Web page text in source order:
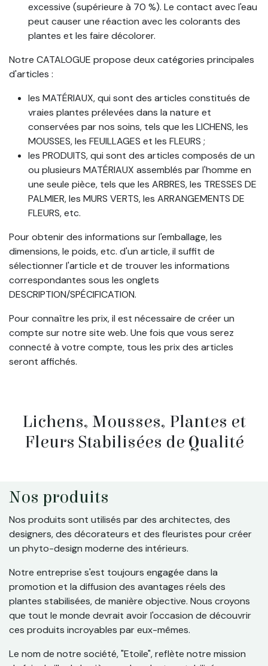
excessive (supérieure à 70 %). Le contact avec l'eau
peut causer une réaction avec les colorants des
plantes et les faire décolorer.
Notre CATALOGUE propose deux catégories principales
d'articles :
les MATÉRIAUX, qui sont des articles constitués de
vraies plantes prélevées dans la nature et
conservées par nos soins, tels que les LICHENS, les
MOUSSES, les FEUILLAGES et les FLEURS ;
les PRODUITS, qui sont des articles composés de un
ou plusieurs MATÉRIAUX assemblés par l'homme en
une seule pièce, tels que les ARBRES, les TRESSES DE
PALMIER, les MURS VERTS, les ARRANGEMENTS DE
FLEURS, etc.
Pour obtenir des informations sur l'emballage, les
dimensions, le poids, etc. d'un article, il suffit de
sélectionner l'article et de trouver les informations
correspondantes sous les onglets
DESCRIPTION/SPÉCIFICATION.
Pour connaître les prix, il est nécessaire de créer un
compte sur notre site web. Une fois que vous serez
connecté à votre compte, tous les prix des articles
seront affichés.
Lichens, Mousses, Plantes et
Fleurs Stabilisées de Qualité
Nos produits
Nos produits sont utilisés par des architectes, des
designers, des décorateurs et des fleuristes pour créer
un phyto-design moderne des intérieurs.
Notre entreprise s'est toujours engagée dans la
promotion et la diffusion des avantages réels des
plantes stabilisées, de manière objective. Nous croyons
que tout le monde devrait avoir l'occasion de découvrir
ces produits incroyables par eux-mêmes.
Le nom de notre société, "Etoile", reflète notre mission